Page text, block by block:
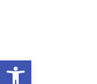
Open toolbar